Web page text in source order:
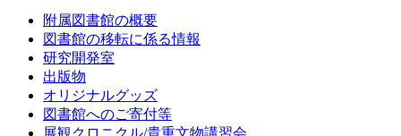
附属図書館の概要
図書館の移転に係る情報
研究開発室
出版物
オリジナルグッズ
図書館へのご寄付等
展観クロニクル/貴重文物講習会